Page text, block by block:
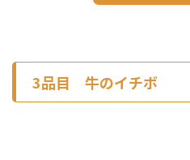
3品目 牛のイチボ